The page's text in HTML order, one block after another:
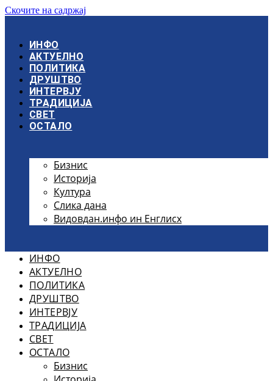
Скочите на садржај
ИНФО
АКТУЕЛНО
ПОЛИТИКА
ДРУШТВО
ИНТЕРВЈУ
ТРАДИЦИЈА
СВЕТ
ОСТАЛО
Бизнис
Историја
Култура
Слика дана
Видовдан.инфо ин Енглисх
ИНФО
АКТУЕЛНО
ПОЛИТИКА
ДРУШТВО
ИНТЕРВЈУ
ТРАДИЦИЈА
СВЕТ
ОСТАЛО
Бизнис